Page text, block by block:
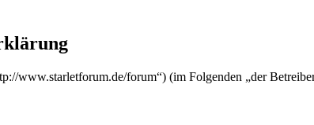
forum“) (im Folgenden „der